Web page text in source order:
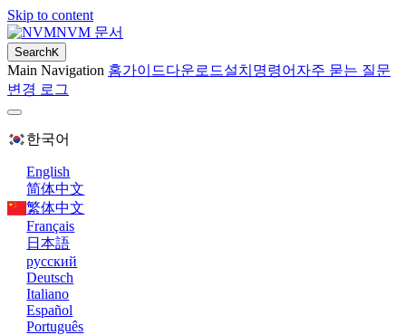
Skip to content
NVM 문서
SearchK
Main Navigation 홈가이드다운로드설치 명령어 자주 묻는 질문
변경 로그
한국어
English
简体中文
繁体中文
Français
日本語
русский
Deutsch
Italiano
Español
Português